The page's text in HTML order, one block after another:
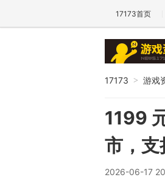
17173首页
17173 > 游戏
1199
市，
2026-06-17